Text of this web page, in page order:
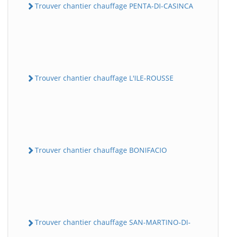
Trouver chantier chauffage PENTA-DI-CASINCA
Trouver chantier chauffage L'ILE-ROUSSE
Trouver chantier chauffage BONIFACIO
Trouver chantier chauffage SAN-MARTINO-DI-